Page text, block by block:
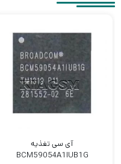
آی سی تغذیه
BCM59054A1IUB1G